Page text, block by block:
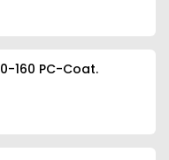
160 PC-Coat.